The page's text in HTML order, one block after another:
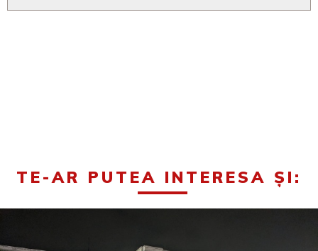
TE-AR PUTEA INTERESA ȘI: